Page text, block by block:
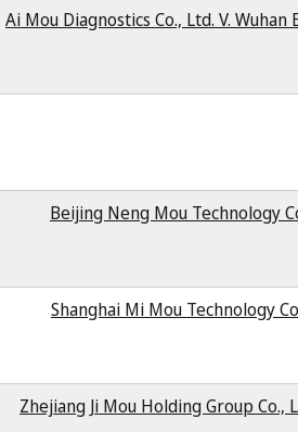
Ai Mou Diagnostics Co., Ltd. V.
Beijing Neng Mou Technology
Shanghai Mi Mou Technology
Zhejiang Ji Mou Holding Group Co.,